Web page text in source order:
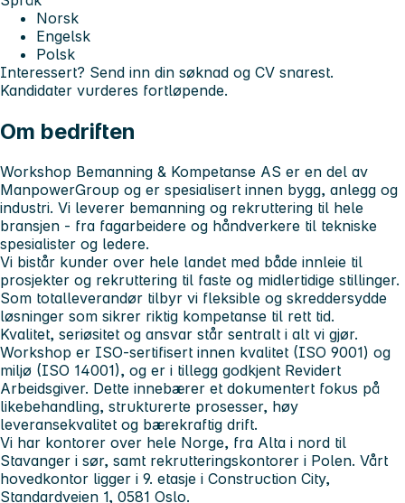
Norsk
Engelsk
Polsk
Interessert? Send inn din søknad og CV snarest.
Kandidater vurderes fortløpende.
Om bedriften
Workshop Bemanning & Kompetanse AS er en del av
ManpowerGroup og er spesialisert innen bygg, anlegg og
industri. Vi leverer bemanning og rekruttering til hele
bransjen - fra fagarbeidere og håndverkere til tekniske
spesialister og ledere.
Vi bistår kunder over hele landet med både innleie til
prosjekter og rekruttering til faste og midlertidige stillinger.
Som totalleverandør tilbyr vi fleksible og skreddersydde
løsninger som sikrer riktig kompetanse til rett tid.
Kvalitet, seriøsitet og ansvar står sentralt i alt vi gjør.
Workshop er ISO-sertifisert innen kvalitet (ISO 9001) og
miljø (ISO 14001), og er i tillegg godkjent Revidert
Arbeidsgiver. Dette innebærer et dokumentert fokus på
likebehandling, strukturerte prosesser, høy
leveransekvalitet og bærekraftig drift.
Vi har kontorer over hele Norge, fra Alta i nord til
Stavanger i sør, samt rekrutteringskontorer i Polen. Vårt
hovedkontor ligger i 9. etasje i Construction City,
Standardveien 1, 0581 Oslo.